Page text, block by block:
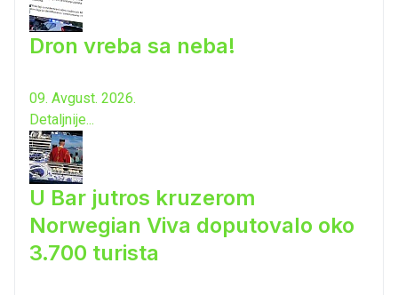
Dron vreba sa neba!
09. Avgust. 2026.
Detaljnije...
U Bar jutros kruzerom
Norwegian Viva doputovalo oko
3.700 turista